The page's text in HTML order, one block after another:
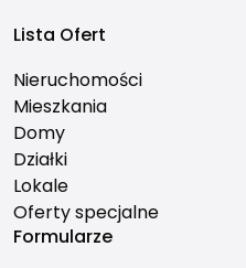
Lista Ofert
Nieruchomości
Mieszkania
Domy
Działki
Lokale
Oferty specjalne
Formularze